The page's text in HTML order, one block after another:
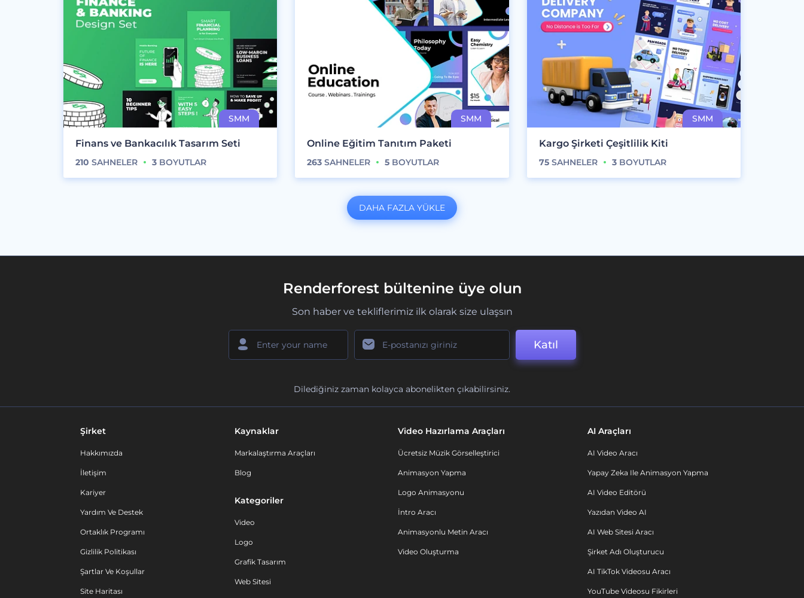
Finans ve Bankacılık Tasarım Seti
210 SAHNELER 3 BOYUTLAR
Online Eğitim Tanıtım Paketi
263 SAHNELER 5 BOYUTLAR
Kargo Şirketi Çeşitlilik Kiti
75SAHNELER 3BOYUTLAR
DAHA FAZLA YÜKLE
Renderforest bültenine üye olun
Son haber ve tekliflerimiz ilk olarak size ulaşsın
Katıl
Dilediğiniz zaman kolayca abonelikten çıkabilirsiniz.
Şirket
Hakkımızda
İletişim
Kariyer
Yardım Ve Destek
Ortaklık Programı
Gizlilik Politikası
Şartlar Ve Koşullar
Site Haritası
Kaynaklar
Markalaştırma Araçları
Blog
Kategoriler
Video
Logo
Grafik Tasarım
Web Sitesi
Video Hazırlama Araçları
Ücretsiz Müzik Görselleştirici
Animasyon Yapma
Logo Animasyonu
İntro Aracı
Animasyonlu Metin Aracı
Video Oluşturma
AI Araçları
AI Video Aracı
Yapay Zeka Ile Animasyon Yapma
AI Video Editörü
Yazıdan Video AI
AI Web Sitesi Aracı
Şirket Adı Oluşturucu
AI TikTok Videosu Aracı
YouTube Videosu Fikirleri